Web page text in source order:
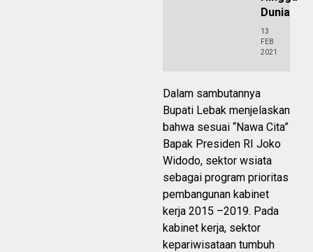
Dunia
13
FEB
2021
Dalam sambutannya
Bupati Lebak menjelaskan
bahwa sesuai “Nawa Cita”
Bapak Presiden RI Joko
Widodo, sektor wsiata
sebagai program prioritas
pembangunan kabinet
kerja 2015 –2019. Pada
kabinet kerja, sektor
kepariwisataan tumbuh